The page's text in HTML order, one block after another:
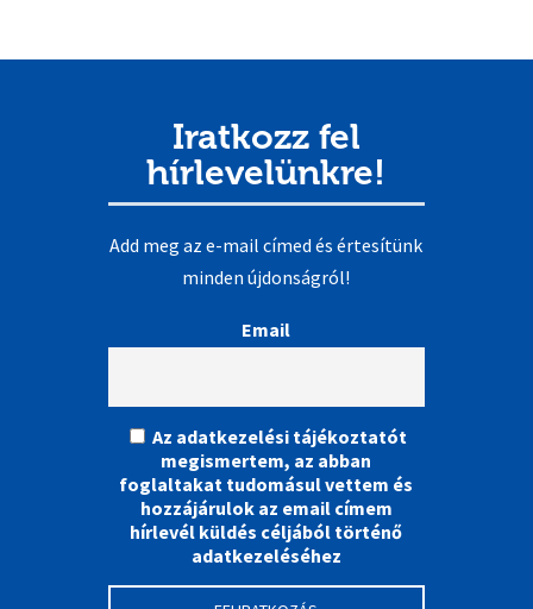
Iratkozz fel
hírlevelünkre!
Add meg az e-mail címed és értesítünk
minden újdonságról!
Email
Az adatkezelési tájékoztatót
megismertem, az abban
foglaltakat tudomásul vettem és
hozzájárulok az email címem
hírlevél küldés céljából történő
adatkezeléséhez